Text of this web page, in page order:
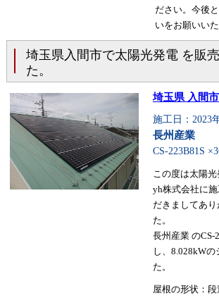
ださい。今後
いをお願いいた
埼玉県入間市で太陽光発電 を販
た。
埼玉県 入間
施工日：2023
長州産業
CS-223B81S
この度は太陽
yh株式会社に
だきましてあ
た。
長州産業 のCS-
し、8.028kW
た。
屋根の形状：